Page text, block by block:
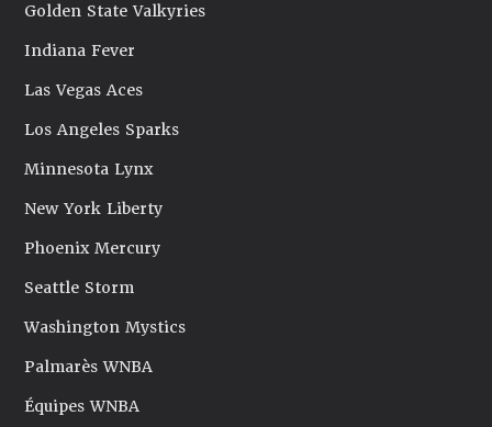
Golden State Valkyries
Indiana Fever
Las Vegas Aces
Los Angeles Sparks
Minnesota Lynx
New York Liberty
Phoenix Mercury
Seattle Storm
Washington Mystics
Palmarès WNBA
Équipes WNBA